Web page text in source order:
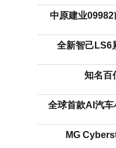
中原建业
全新智己LS6
知名百
全球首款AI汽
MG